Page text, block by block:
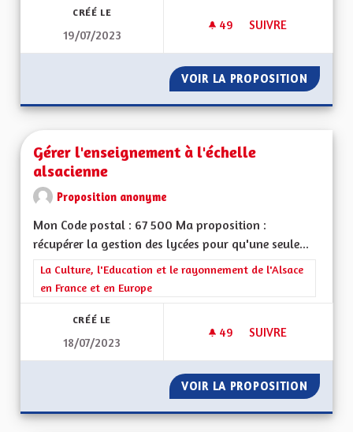
CRÉÉ LE
19/07/2023
49 49 ABONNÉS
SUIVRE
VOIR LA PROPOSITION UNE
Gérer l'enseignement à l'échelle
alsacienne
Proposition anonyme
Mon Code postal : 67 500 Ma proposition :
récupérer la gestion des lycées pour qu'une seule...
Filtrer les résultats de la catégorie : La Culture, l'Education et
La Culture, l'Education et le rayonnement de l'Alsace
en France et en Europe
CRÉÉ LE
18/07/2023
49 49 ABONNÉS
SUIVRE
VOIR LA PROPOSITION